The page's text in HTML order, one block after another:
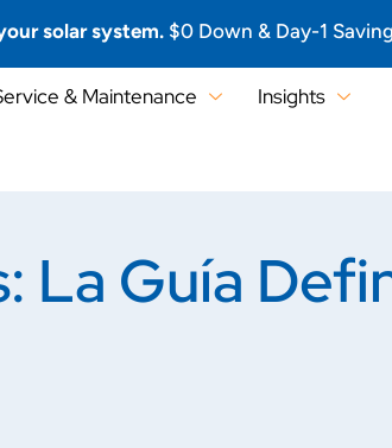
solar system. $0 Down & Day-1
& Maintenance
Insights
La Guía